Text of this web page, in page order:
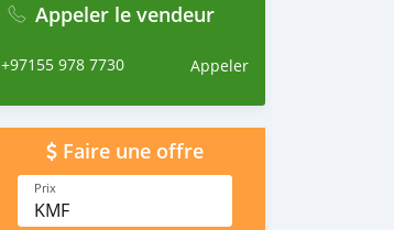
Appeler le vendeur
+97155 978 7730 Appeler
Faire une offre
Prix
KMF